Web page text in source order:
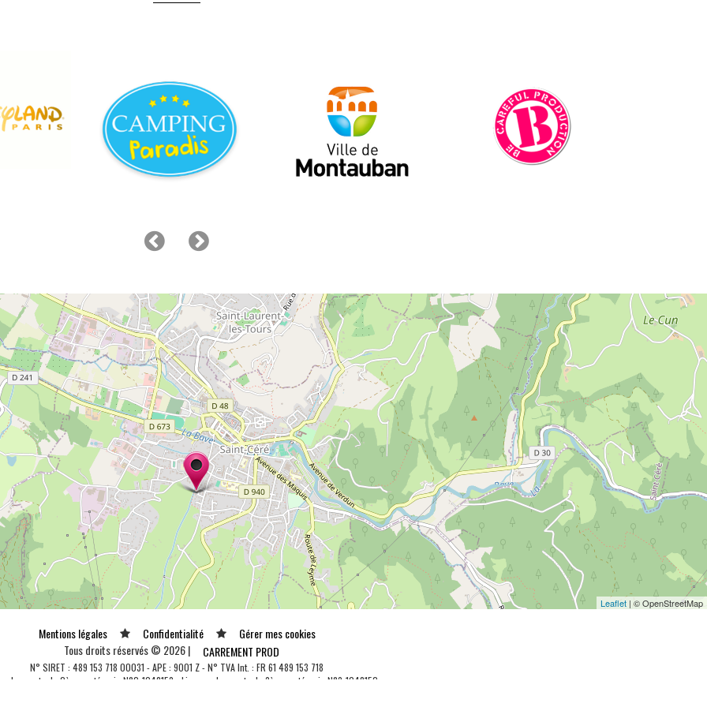
Leaflet | © OpenStreetMap
Mentions légales Confidentialité
Gérer mes cookies
Tous droits réservés © 2026 |
CARREMENT PROD
N° SIRET : 489 153 718 00031 - APE : 9001 Z - N° TVA Int. : FR 61 489 153 718
de spectacle 2ème catégorie N°2-1048153 - Licence de spectacle 3ème catégorie N°3-1048152